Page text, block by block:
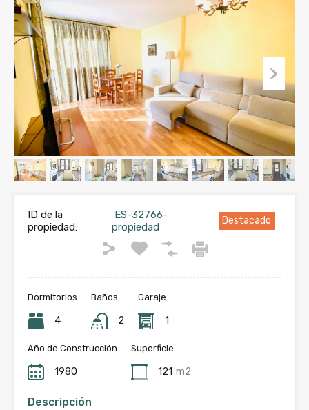
ID de la
propiedad:
ES-32766-
propiedad
Destacado
Dormitorios
4
Baños
2
Garaje
1
Año de Construcción
1980
Superficie
121 m2
Descripción